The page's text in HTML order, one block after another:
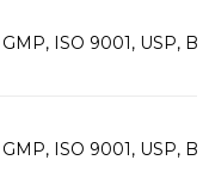
GMP, ISO 9001, USP,
GMP, ISO 9001, USP,